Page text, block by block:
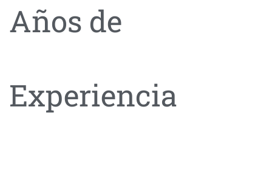
Años de
Experiencia